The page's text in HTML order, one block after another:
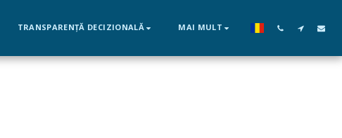
TRANSPARENȚĂ DECIZIONALĂ MAI MULT